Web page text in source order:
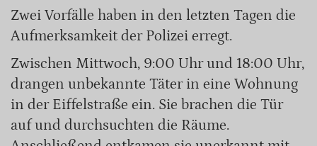
Zwei Vorfälle haben in den letzten Tagen die
Aufmerksamkeit der Polizei erregt.
Zwischen Mittwoch, 9:00 Uhr und 18:00 Uhr,
drangen unbekannte Täter in eine Wohnung
in der Eiffelstraße ein. Sie brachen die Tür
auf und durchsuchten die Räume.